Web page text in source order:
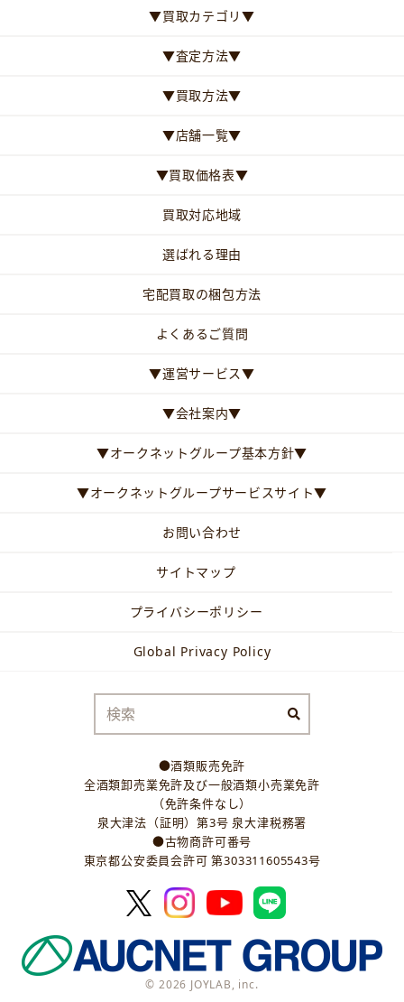
▼買取カテゴリ▼
▼査定方法▼
▼買取方法▼
▼店舗一覧▼
▼買取価格表▼
買取対応地域
選ばれる理由
宅配買取の梱包方法
よくあるご質問
▼運営サービス▼
▼会社案内▼
▼オークネットグループ基本方針▼
▼オークネットグループサービスサイト▼
お問い合わせ
サイトマップ
プライバシーポリシー
Global Privacy Policy
●酒類販売免許
全酒類卸売業免許及び一般酒類小売業免許
（免許条件なし）
泉大津法（証明）第3号 泉大津税務署
●古物商許可番号
東京都公安委員会許可 第303311605543号
© 2026 JOYLAB, inc.